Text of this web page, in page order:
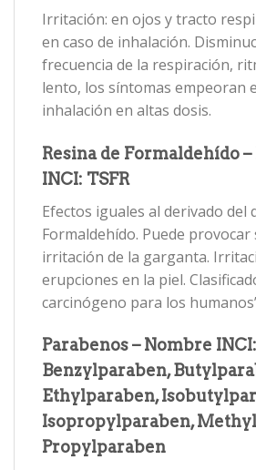
Irritación: en ojos y tracto
en caso de inhalación.
frecuencia de la respiración,
lento, los síntomas empeoran
inhalación en altas dosis.
Resina de Formaldehído
INCI: TSFR
Efectos iguales al derivado del
Formaldehído. Puede provocar
irritación de la garganta.
erupciones en la piel.
carcinógeno para los
Parabenos – Nombre INCI:
Benzylparaben,
Ethylparaben,
Isopropylparaben,
Propylparaben